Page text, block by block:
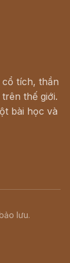
tích, thần
thế giới.
bài học và
lưu.